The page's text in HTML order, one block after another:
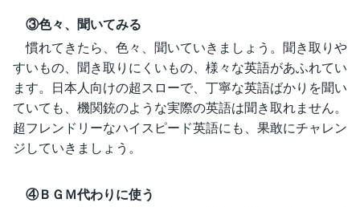
③色々、聞いてみる
慣れてきたら、色々、聞いていきましょう。聞き取りや
すいもの、聞き取りにくいもの、様々な英語があふれてい
ます。日本人向けの超スローで、丁寧な英語ばかりを聞い
ていても、機関銃のような実際の英語は聞き取れません。
超フレンドリーなハイスピード英語にも、果敢にチャレン
ジしていきましょう。
④ＢＧＭ代わりに使う